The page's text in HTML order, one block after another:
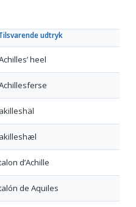
udtryk
heel
akilleshäl
akilleshæl
d’Achille
de Aquiles